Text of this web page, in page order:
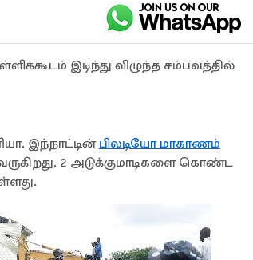
இடிந்து விழுந்த சம்பவத்தில்
இந்நாட்டின்பிலடியோ மாகாணம்
2 அடுக்குமாடிகளை கொண்ட